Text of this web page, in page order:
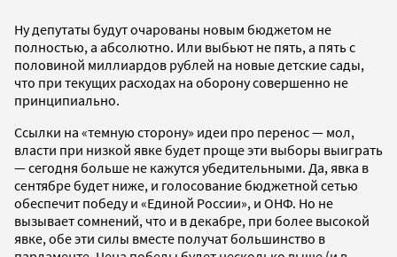
Ну депутаты будут очарованы новым бюджетом не
полностью, а абсолютно. Или выбьют не пять, а пять с
половиной миллиардов рублей на новые детские сады,
что при текущих расходах на оборону совершенно не
принципиально.
Ссылки на «темную сторону» идеи про перенос — мол,
власти при низкой явке будет проще эти выборы выиграть
— сегодня больше не кажутся убедительными. Да, явка в
сентябре будет ниже, и голосование бюджетной сетью
обеспечит победу и «Единой России», и ОНФ. Но не
вызывает сомнений, что и в декабре, при более высокой
явке, обе эти силы вместе получат большинство в